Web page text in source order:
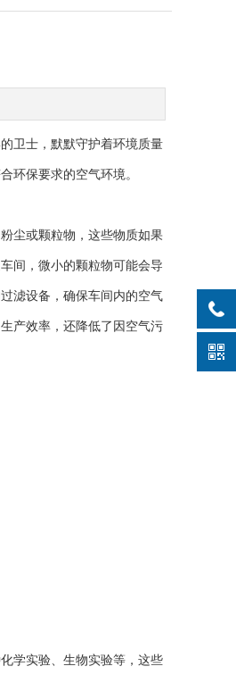
卫士，默默守护着环境质量
环保要求的空气环境。
尘或颗粒物，这些物质如果
间，微小的颗粒物可能会导
滤设备，确保车间内的空气
产效率，还降低了因空气污
学实验、生物实验等，这些